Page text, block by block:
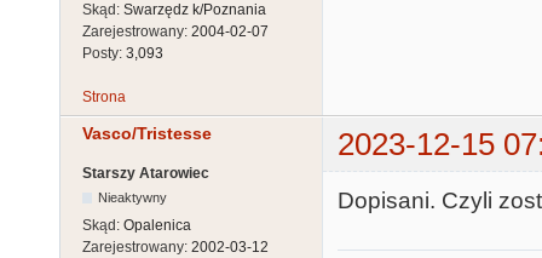
Skąd: Swarzędz k/Poznania
Zarejestrowany: 2004-02-07
Posty: 3,093
Strona
Vasco/Tristesse 2023-12-15
Starszy Atarowiec
Nieaktywny
Skąd: Opalenica
Zarejestrowany: 2002-03-12
Dopisani. Czyli